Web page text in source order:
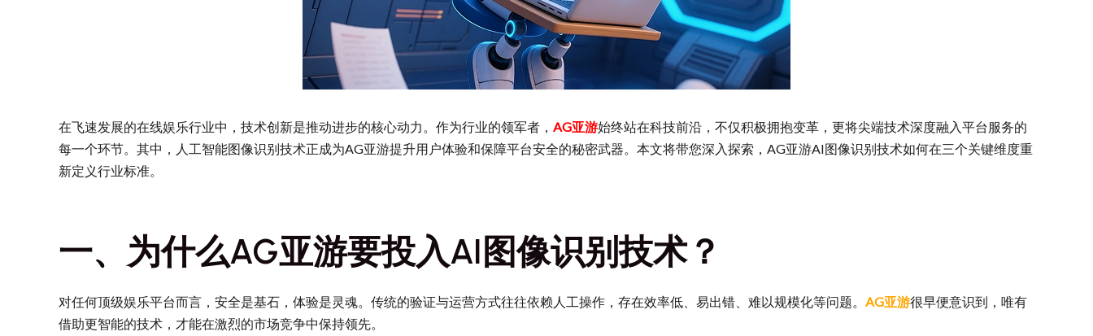
在飞速发展的在线娱乐行业中，技术创新是推动进步的核心动力。作为行业的领军者， AG亚游始终站在科技前沿，不仅积极拥抱变革，更将尖端技术深度融入平台服务的
每一个环节。其中，人工智能图像识别技术正成为AG亚游提升用户体验和保障平台安全的秘密武器。本文将带您深入探索，AG亚游AI图像识别技术如何在三个关键维度重
新定义行业标准。
一、为什么AG亚游要投入AI图像识别技术？
对任何顶级娱乐平台而言，安全是基石，体验是灵魂。传统的验证与运营方式往往依赖人工操作，存在效率低、易出错、难以规模化等问题。 AG亚游很早便意识到，唯有
借助更智能的技术，才能在激烈的市场竞争中保持领先。